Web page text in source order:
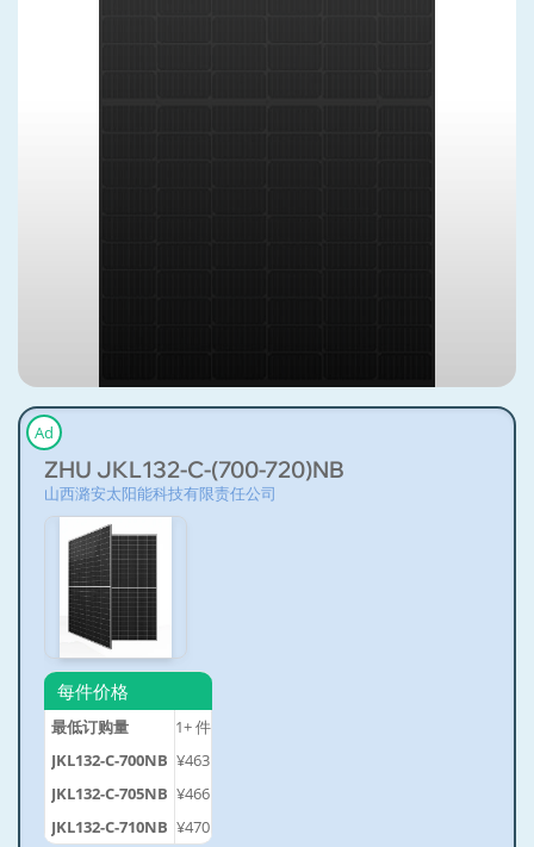
Ad
ZHU JKL132-C-(700-720)NB
山西潞安太阳能科技有限责任公司
每件价格
最低订购量 1+件
JKL132-C-700NB ¥463
JKL132-C-705NB ¥466
JKL132-C-710NB ¥470